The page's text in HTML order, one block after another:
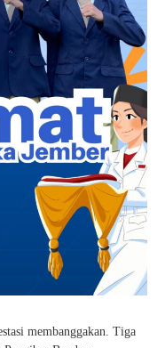
membanggakan. Tiga